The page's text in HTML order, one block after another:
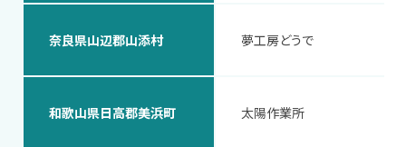
奈良県山辺郡山添村 夢工房どうで
和歌山県日高郡美浜町 太陽作業所